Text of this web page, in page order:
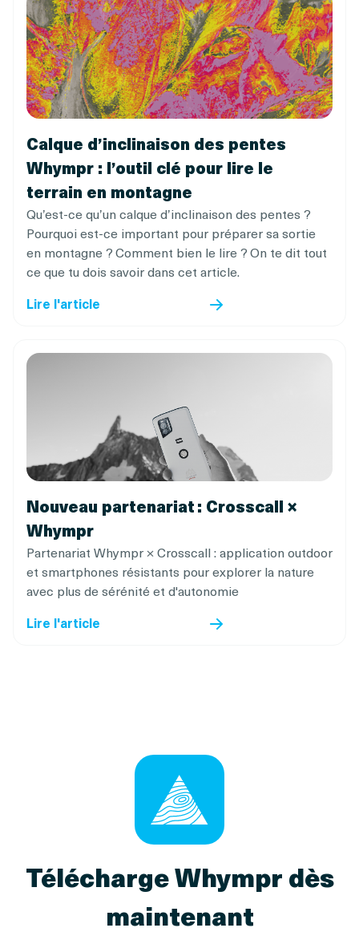
Calque d’inclinaison des pentes
Whympr : l’outil clé pour lire le
terrain en montagne
Qu’est-ce qu’un calque d’inclinaison des pentes ?
Pourquoi est-ce important pour préparer sa sortie
en montagne ? Comment bien le lire ? On te dit tout
ce que tu dois savoir dans cet article.
Lire l'article
Nouveau partenariat : Crosscall ×
Whympr
Partenariat Whympr × Crosscall : application outdoor
et smartphones résistants pour explorer la nature
avec plus de sérénité et d'autonomie
Lire l'article
Télécharge Whympr dès
maintenant